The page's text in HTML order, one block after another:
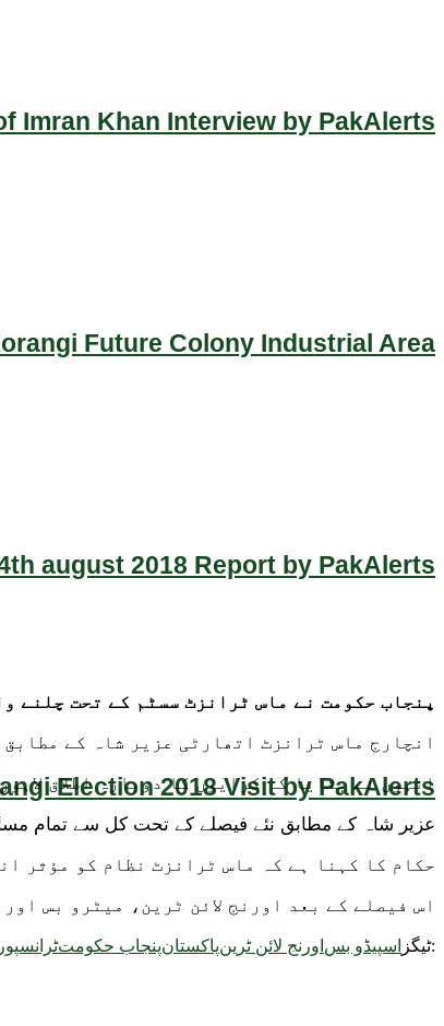
Imran Khan Interview by PakAlerts
Future Colony Industrial Area
august 2018 Report by PakAlerts
Election 2018 Visit by PakAlerts
پنجاب حکومت نے ماس ٹرانزٹ سسٹم کے تحت چلنے
انچارج ماس ٹرانزٹ اتھارٹی عزیر شاہ کے
انہوں نے بتایا کہ کرایوں کا دوبارہ اطلاق
عزیر شاہ کے مطابق نئے فیصلے کے تحت کل سے تمام
حکام کا کہنا ہے کہ ماس ٹرانزٹ نظام کو مؤثر
اس فیصلے کے بعد اورنج لائن ٹرین، میٹرو بس
ٹیگز: اسپیڈو بس اورنج لائن ٹرینپاکستانپنجاب حکومت